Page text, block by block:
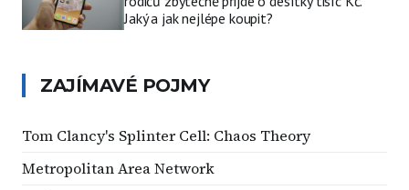
Jaký a jak nejlépe koupit?
ZAJÍMAVÉ POJMY
Tom Clancy's Splinter Cell: Chaos Theory
Metropolitan Area Network